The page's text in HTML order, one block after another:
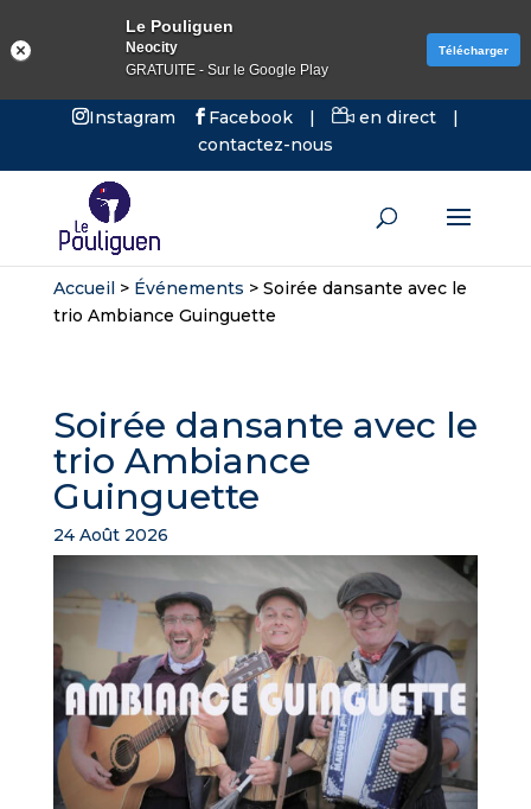
Instagram Facebook | en direct
|
contactez-nous
Accueil> Événements > Soirée dansante avec le
trio Ambiance Guinguette
Soirée dansante avec le
trio Ambiance
Guinguette
24 Août 2026
Le Pouliguen
Neocity
GRATUITE - Sur le Google Play
Télécharger